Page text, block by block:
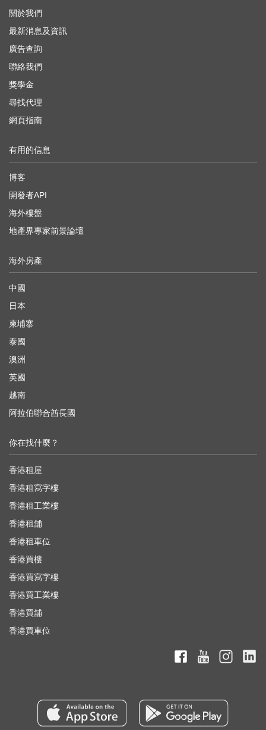
關於我們
最新消息及資訊
廣告查詢
聯絡我們
獎學金
尋找代理
網頁指南
有用的信息
博客
開發者API
海外樓盤
地產界專家前景論壇
海外房產
中國
日本
柬埔寨
泰國
澳洲
英國
越南
阿拉伯聯合酋長國
你在找什麼？
香港租屋
香港租寫字樓
香港租工業樓
香港租舖
香港租車位
香港買樓
香港買寫字樓
香港買工業樓
香港買舖
香港買車位